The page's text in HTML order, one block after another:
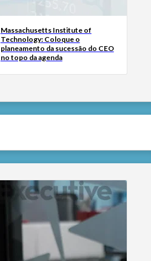
Massachusetts Institute of
Technology: Coloque o
planeamento da sucessão do CEO
no topo da agenda